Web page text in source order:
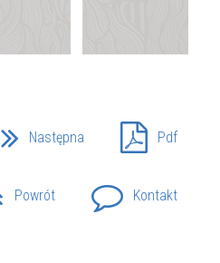
Następna Pdf
Powrót Kontakt